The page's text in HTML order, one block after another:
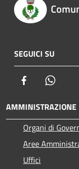
SEGUICI SU
Facebook
AMMINISTRAZIONE
Organi di
Aree
Uffici